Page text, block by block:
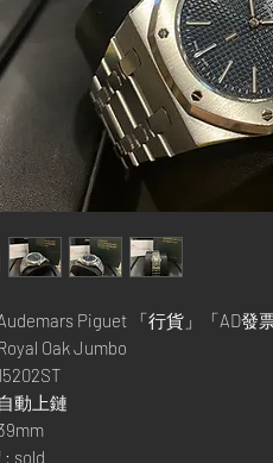
Piguet 「行貨」「AD發
Oak Jumbo
動上鏈
sold